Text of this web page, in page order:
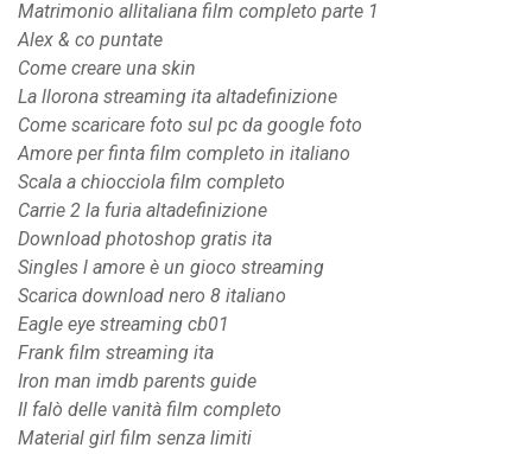
Matrimonio allitaliana film completo parte 1
Alex & co puntate
Come creare una skin
La llorona streaming ita altadefinizione
Come scaricare foto sul pc da google foto
Amore per finta film completo in italiano
Scala a chiocciola film completo
Carrie 2 la furia altadefinizione
Download photoshop gratis ita
Singles l amore è un gioco streaming
Scarica download nero 8 italiano
Eagle eye streaming cb01
Frank film streaming ita
Iron man imdb parents guide
Il falò delle vanità film completo
Material girl film senza limiti